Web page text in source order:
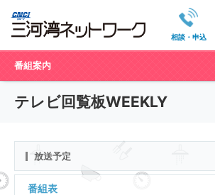
相談・申込
番組案内
テレビ回覧板WEEKLY
放送予定
番組表